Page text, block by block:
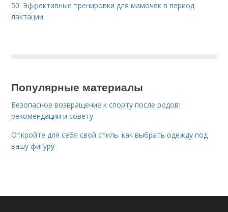
50. Эффективные тренировки для мамочек в период
лактации
Популярные материалы
Безопасное возвращение к спорту после родов:
рекомендации и совету
Откройте для себя свой стиль: как выбрать одежду под
вашу фигуру